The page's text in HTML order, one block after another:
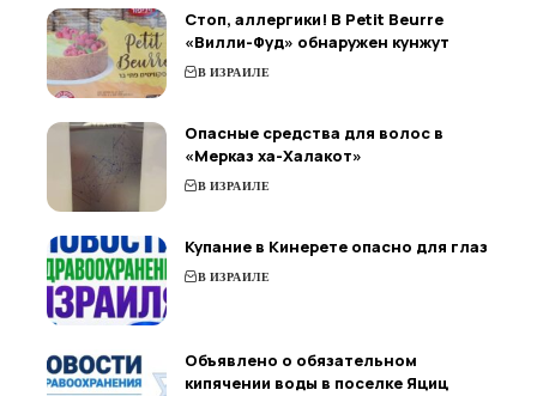
Стоп, аллергики! В Petit Beurre
«Вилли-Фуд» обнаружен кунжут
В ИЗРАИЛЕ
Опасные средства для волос в
«Мерказ ха-Халакот»
В ИЗРАИЛЕ
Купание в Кинерете опасно для глаз
В ИЗРАИЛЕ
Объявлено о обязательном
кипячении воды в поселке Яциц